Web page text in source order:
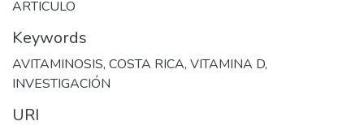
ARTICULO
Keywords
AVITAMINOSIS, COSTA RICA, VITAMINA D,
INVESTIGACIÓN
URI